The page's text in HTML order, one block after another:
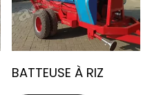
BATTEUSE À RIZ